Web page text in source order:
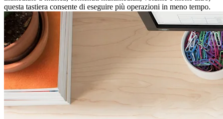
questa tastiera consente di eseguire più operazioni in meno tempo.